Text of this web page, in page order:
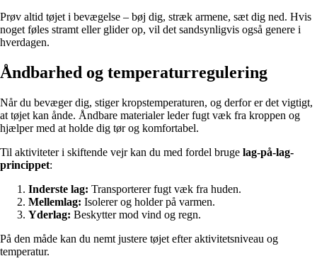
Prøv altid tøjet i bevægelse – bøj dig, stræk armene, sæt dig ned. Hvis
noget føles stramt eller glider op, vil det sandsynligvis også genere i
hverdagen.
Åndbarhed og temperaturregulering
Når du bevæger dig, stiger kropstemperaturen, og derfor er det vigtigt,
at tøjet kan ånde. Åndbare materialer leder fugt væk fra kroppen og
hjælper med at holde dig tør og komfortabel.
Til aktiviteter i skiftende vejr kan du med fordel bruge lag-på-lag-
princippet:
Inderste lag: Transporterer fugt væk fra huden.
Mellemlag: Isolerer og holder på varmen.
Yderlag: Beskytter mod vind og regn.
På den måde kan du nemt justere tøjet efter aktivitetsniveau og
temperatur.